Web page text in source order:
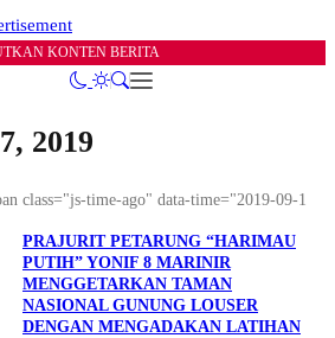
KONTEN BERITA
2019
class="js-time-ago" data-time="2019-09-
PRAJURIT PETARUNG “HARIMAU
PUTIH” YONIF 8 MARINIR
MENGGETARKAN TAMAN
NASIONAL GUNUNG LOUSER
DENGAN MENGADAKAN LATIHAN